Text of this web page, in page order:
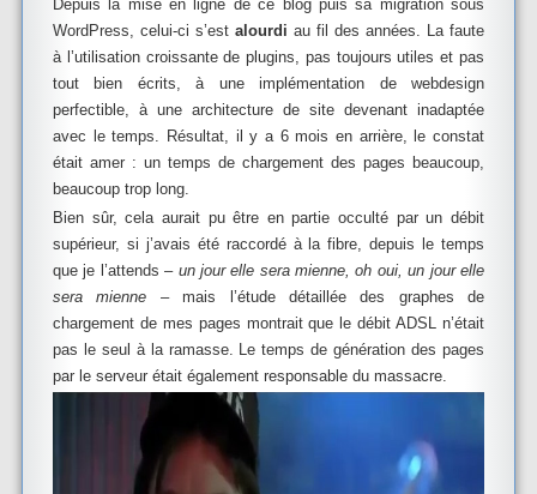
Depuis la mise en ligne de ce blog puis sa migration sous
WordPress, celui-ci s’est alourdi au fil des années. La faute
à l’utilisation croissante de plugins, pas toujours utiles et pas
tout bien écrits, à une implémentation de webdesign
perfectible, à une architecture de site devenant inadaptée
avec le temps. Résultat, il y a 6 mois en arrière, le constat
était amer : un temps de chargement des pages beaucoup,
beaucoup trop long.
Bien sûr, cela aurait pu être en partie occulté par un débit
supérieur, si j’avais été raccordé à la fibre, depuis le temps
que je l’attends – un jour elle sera mienne, oh oui, un jour elle
sera mienne – mais l’étude détaillée des graphes de
chargement de mes pages montrait que le débit ADSL n’était
pas le seul à la ramasse. Le temps de génération des pages
par le serveur était également responsable du massacre.